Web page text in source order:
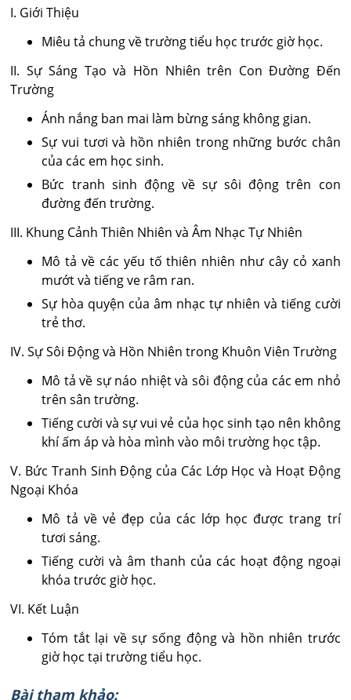
I. Giới Thiệu
Miêu tả chung về trường tiểu học trước giờ học.
II. Sự Sáng Tạo và Hồn Nhiên trên Con Đường Đến
Trường
Ánh nắng ban mai làm bừng sáng không gian.
Sự vui tươi và hồn nhiên trong những bước chân
của các em học sinh.
Bức tranh sinh động về sự sôi động trên con
đường đến trường.
III. Khung Cảnh Thiên Nhiên và Âm Nhạc Tự Nhiên
Mô tả về các yếu tố thiên nhiên như cây cỏ xanh
mướt và tiếng ve râm ran.
Sự hòa quyện của âm nhạc tự nhiên và tiếng cười
trẻ thơ.
IV. Sự Sôi Động và Hồn Nhiên trong Khuôn Viên Trường
Mô tả về sự náo nhiệt và sôi động của các em nhỏ
trên sân trường.
Tiếng cười và sự vui vẻ của học sinh tạo nên không
khí ấm áp và hòa mình vào môi trường học tập.
V. Bức Tranh Sinh Động của Các Lớp Học và Hoạt Động
Ngoại Khóa
Mô tả về vẻ đẹp của các lớp học được trang trí
tươi sáng.
Tiếng cười và âm thanh của các hoạt động ngoại
khóa trước giờ học.
VI. Kết Luận
Tóm tắt lại về sự sống động và hồn nhiên trước
giờ học tại trường tiểu học.
Bài tham khảo: